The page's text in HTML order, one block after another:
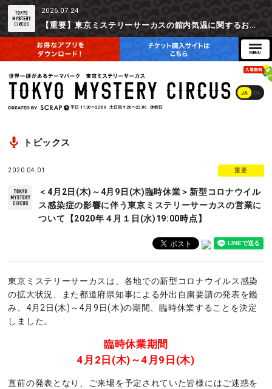
2026.07.24
【重要】東京ミステリーサーカスの館内気温に関するお詫びとご参加辞退時の返金対応について
JA EN
平日 11:30〜22:00 土日祝 9:20〜22:00 休館日
トピックス
2020.04.01 重要
＜4月2日(木)～4月9日(木)臨時休業＞新型コロナウイル
ス感染症の影響に伴う東京ミステリーサーカスの営業に
ついて【2020年４月１日(水)19:00時点】
東京ミステリーサーカスは、各地での新型コロナウイルス感染
の拡大状況、また都道府県知事による外出自粛要請の発表を鑑
み、4月2日(木)～4月9日(木)の期間、臨時休業することを決定
しました。
臨時休業期間
4月2日(木)～4月9日(木)
直前の発表となり、ご来場を予定されていた皆様にはご迷惑を